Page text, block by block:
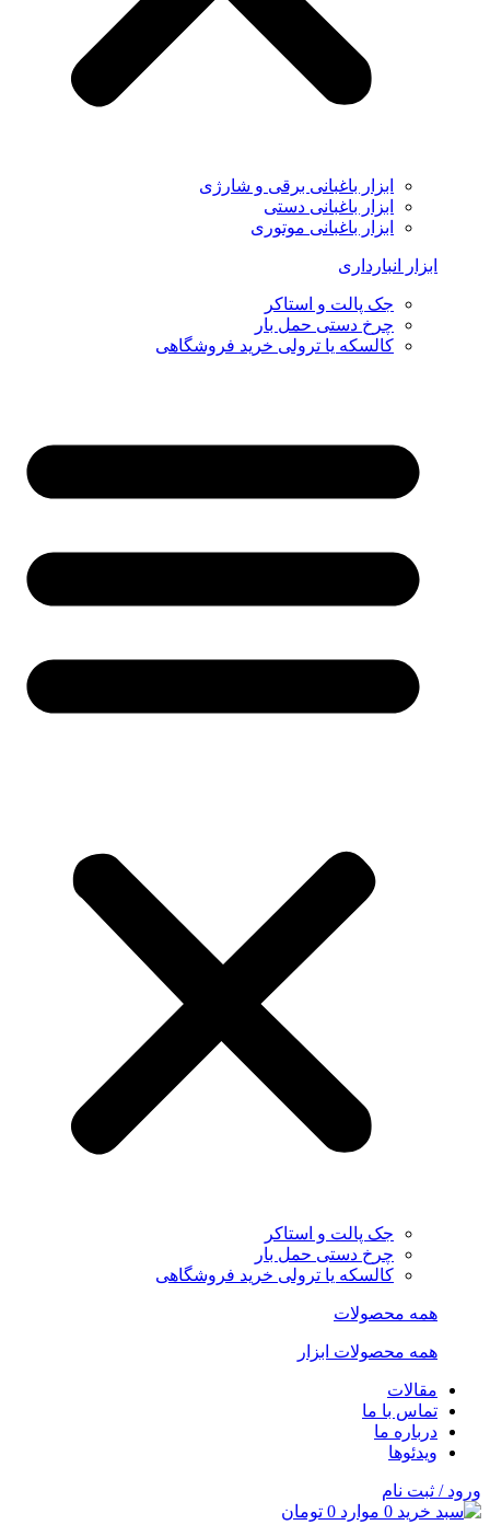
ابزار باغبانی برقی و شارژی
ابزار باغبانی دستی
ابزار باغبانی موتوری
ابزار انبارداری
جک پالت و استاکر
چرخ دستی حمل بار
کالسکه یا ترولی خرید فروشگاهی
جک پالت و استاکر
چرخ دستی حمل بار
کالسکه یا ترولی خرید فروشگاهی
همه محصولات
همه محصولات ابزار
مقالات
تماس با ما
درباره ما
ویدئوها
ورود / ثبت نام
0 موارد 0 تومان